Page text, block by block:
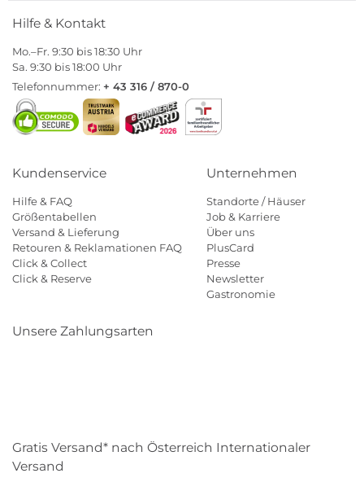
Hilfe & Kontakt
Mo.–Fr. 9:30 bis 18:30 Uhr
Sa. 9:30 bis 18:00 Uhr
Telefonnummer: + 43 316 / 870-0
Kundenservice
Hilfe & FAQ
Größentabellen
Versand & Lieferung
Retouren & Reklamationen FAQ
Click & Collect
Click & Reserve
Unternehmen
Standorte / Häuser
Job & Karriere
Über uns
PlusCard
Presse
Newsletter
Gastronomie
Unsere Zahlungsarten
Gratis Versand* nach Österreich Internationaler
Versand